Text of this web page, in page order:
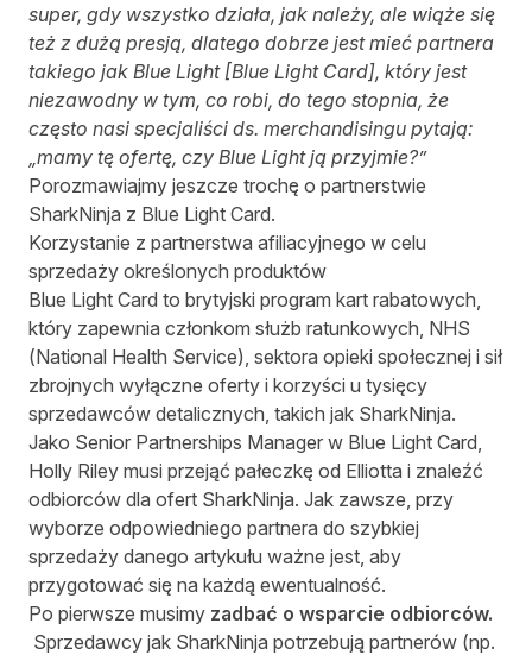
super, gdy wszystko działa, jak należy, ale wiąże się
też z dużą presją, dlatego dobrze jest mieć partnera
takiego jak Blue Light [Blue Light Card], który jest
niezawodny w tym, co robi, do tego stopnia, że
często nasi specjaliści ds. merchandisingu pytają:
„mamy tę ofertę, czy Blue Light ją przyjmie?”
Porozmawiajmy jeszcze trochę o partnerstwie
SharkNinja z Blue Light Card.
Korzystanie z partnerstwa afiliacyjnego w celu
sprzedaży określonych produktów
Blue Light Card to brytyjski program kart rabatowych,
który zapewnia członkom służb ratunkowych, NHS
(National Health Service), sektora opieki społecznej i sił
zbrojnych wyłączne oferty i korzyści u tysięcy
sprzedawców detalicznych, takich jak SharkNinja.
Jako Senior Partnerships Manager w Blue Light Card,
Holly Riley musi przejąć pałeczkę od Elliotta i znaleźć
odbiorców dla ofert SharkNinja. Jak zawsze, przy
wyborze odpowiedniego partnera do szybkiej
sprzedaży danego artykułu ważne jest, aby
przygotować się na każdą ewentualność.
Po pierwsze musimy zadbać o wsparcie odbiorców.
Sprzedawcy jak SharkNinja potrzebują partnerów (np.